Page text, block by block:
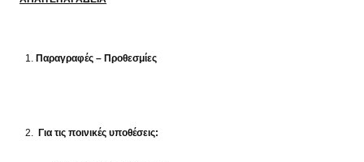
Παραγραφές – Προθεσμίες
Για τις ποινικές υποθέσεις: